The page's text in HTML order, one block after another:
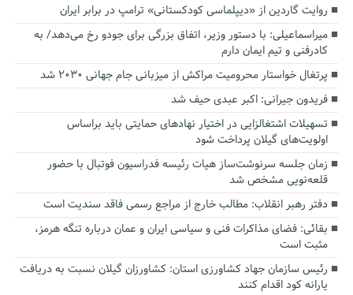
روایت گاردین از «دیپلماسی کودکستانی» ترامپ در برابر ایران
میراسماعیلی: با دستور وزیر، اتفاق بزرگی برای جودو رخ می‌دهد/ به
کادرفنی و تیم ایمان دارم
پرتغال خواستار محرومیت مراکش از میزبانی جام جهانی ۲۰۳۰ شد
فریدون جیرانی: اکبر عبدی حیف شد
تسهیلات اشتغالزایی در اختیار نهادهای حمایتی باید براساس
اولویت‌های گیلان پرداخت شود
زمان جلسه سرنوشت‌ساز هیات رئیسه فدراسیون فوتبال با حضور
قلعه‌نویی مشخص شد
دفتر رهبر انقلاب: مطالب خارج از مراجع رسمی فاقد سندیت است
بقائی: فضای مذاکرات فنی و سیاسی ایران و عمان درباره تنگه هرمز،
مثبت است
رئیس سازمان جهاد کشاورزی استان: کشاورزان گیلان نسبت به دریافت
یارانه کود اقدام کنند